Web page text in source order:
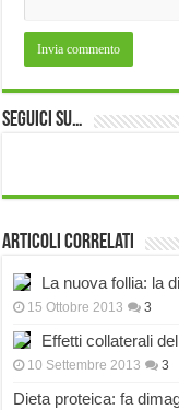
Seguici su…
Articoli correlati
La nuova follia: la
15 Ottobre 2013 3
Effetti collaterali
10 Settembre 2013 3
Dieta proteica: fa